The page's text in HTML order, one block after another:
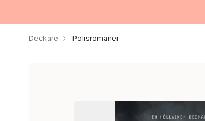
Deckare Polisromaner